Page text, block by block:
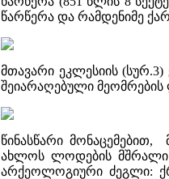
წარწერა და რამდენიმე
მთავარი ეკლესიის
შეიარაღებული მეომრების
წინასწარი მონაცემებით,
ახლოს ლოდების მშრალი
არქეოლოგიური ძეგლი: